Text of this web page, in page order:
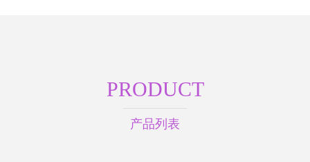
PRODUCT
产品列表